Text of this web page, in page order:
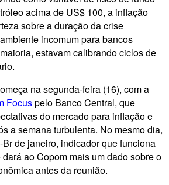
acima de US$ 100, a inflação
sobre a duração da crise
incomum para bancos
estavam calibrando ciclos de
na segunda-feira (16), com a
Focuspelo Banco Central, que
do mercado para inflação e
a semana turbulenta. No mesmo dia,
de janeiro, indicador que funciona
ao Copom mais um dado sobre o
antes da reunião.